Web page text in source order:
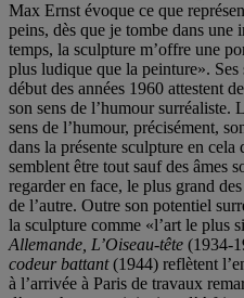
Max Ernst évoque ce que
peins, dès que je tombe dans une
temps, la sculpture m’offre une
plus ludique que la peinture». Ses
début des années 1960 attestent
son sens de l’humour surréaliste.
sens de l’humour, précisément,
dans la présente sculpture en cela
semblent être tout sauf des âmes
regarder en face, le plus grand
de l’autre. Outre son potentiel
la sculpture comme «l’art le plus
Allemande, L’Oiseau-tête (1934-
codeur battant(1944) reflètent
à l’arrivée à Paris de travaux